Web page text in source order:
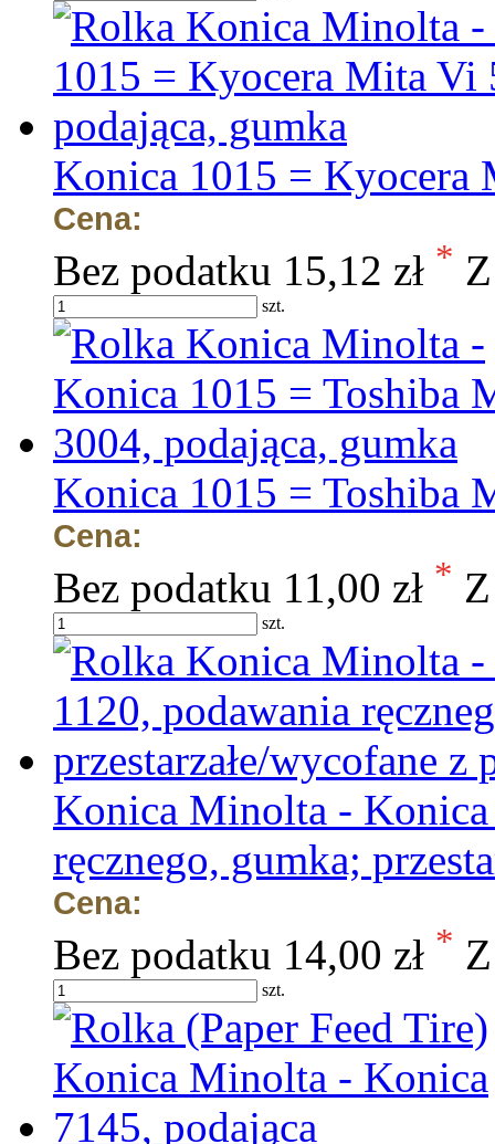
Konica 1015 = Kyocera
Cena:
Bez podatku 15,12 zł *
szt.
Konica 1015 = Toshiba
Cena:
Bez podatku 11,00 zł *
szt.
Konica Minolta -
ręcznego, gumka;
Cena:
Bez podatku 14,00 zł *
szt.